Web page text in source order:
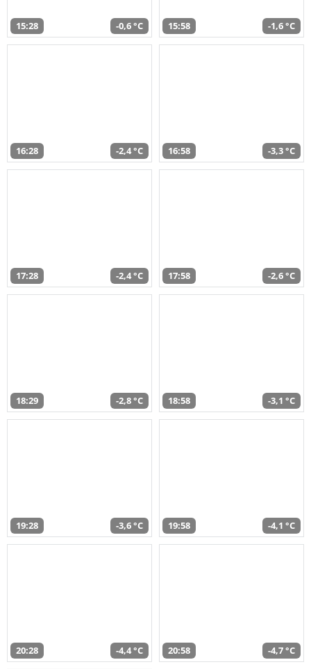
15:28 -0,6 °C 15:58 -1,6 °C
16:28 -2,4 °C 16:58 -3,3 °C
17:28 -2,4 °C 17:58 -2,6 °C
18:29 -2,8 °C 18:58 -3,1 °C
19:28 -3,6 °C 19:58 -4,1 °C
20:28 -4,4 °C 20:58 -4,7 °C